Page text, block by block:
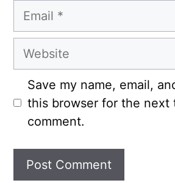
Email
Website
Save my name, email,
this browser for the next
comment.